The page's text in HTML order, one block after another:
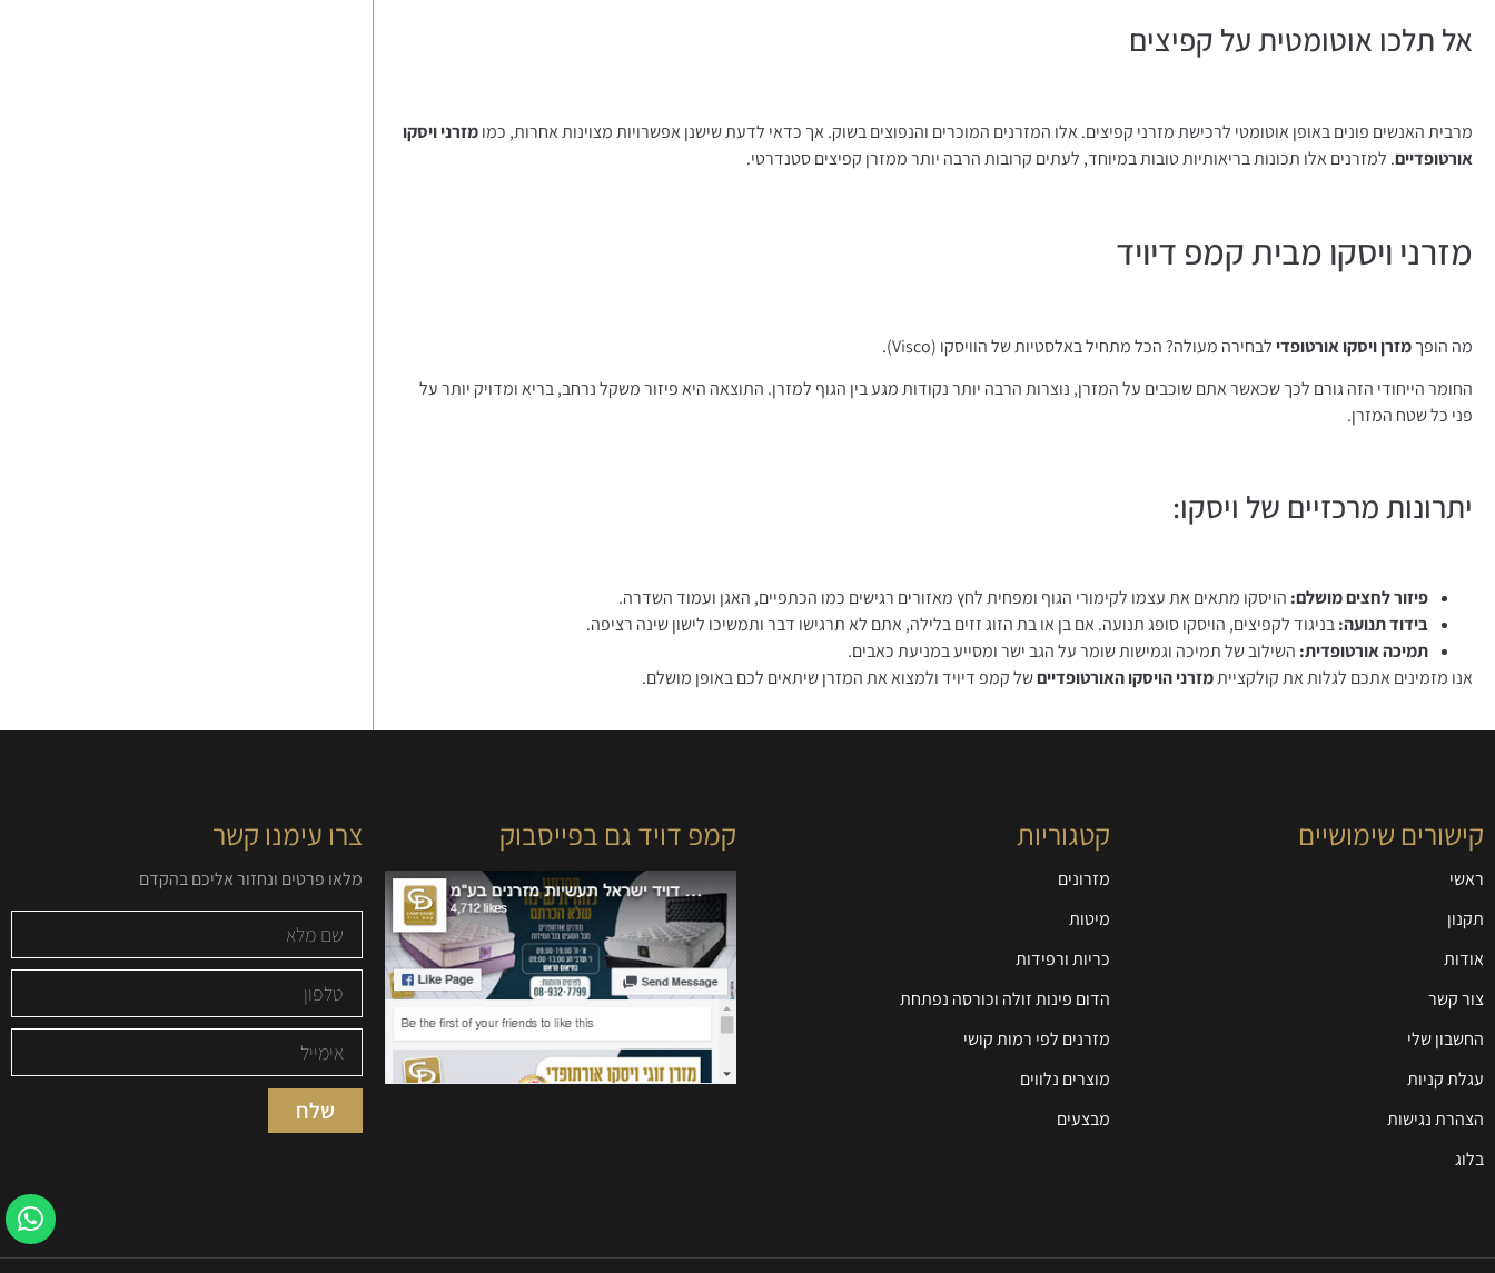
אל תלכו אוטומטית על קפיצים
מרבית האנשים פונים באופן אוטומטי לרכישת מזרני קפיצים. אלו המזרנים המוכרים והנפוצים בשוק. אך כדאי לדעת שישנן אפשרויות מצוינות אחרות, כמומזרני ויסקו
אורטופדיים. למזרנים אלו תכונות בריאותיות טובות במיוחד, לעתים קרובות הרבה יותר ממזרן קפיצים סטנדרטי.
מזרני ויסקו מבית קמפ דיויד
מה הופךמזרן ויסקו אורטופדילבחירה מעולה? הכל מתחיל באלסטיות של הוויסקו (Visco).
החומר הייחודי הזה גורם לכך שכאשר אתם שוכבים על המזרן, נוצרות הרבה יותר נקודות מגע בין הגוף למזרן. התוצאה היא פיזור משקל נרחב, בריא ומדויק יותר על
פני כל שטח המזרן.
יתרונות מרכזיים של ויסקו:
פיזור לחצים מושלם: הויסקו מתאים את עצמו לקימורי הגוף ומפחית לחץ מאזורים רגישים כמו הכתפיים, האגן ועמוד השדרה.
בידוד תנועה:בניגוד לקפיצים, הויסקו סופג תנועה. אם בן או בת הזוג זזים בלילה, אתם לא תרגישו דבר ותמשיכו לישון שינה רציפה.
תמיכה אורטופדית: השילוב של תמיכה וגמישות שומר על הגב ישר ומסייע במניעת כאבים.
אנו מזמינים אתכם לגלות את קולקצייתמזרני הויסקו האורטופדייםשל קמפ דיויד ולמצוא את המזרן שיתאים לכם באופן מושלם.
קישורים שימושיים
ראשי
תקנון
אודות
צור קשר
החשבון שלי
עגלת קניות
הצהרת נגישות
בלוג
קטגוריות
מזרונים
מיטות
כריות ורפידות
הדום פינות זולה וכורסה נפתחת
מזרנים לפי רמות קושי
מוצרים נלווים
מבצעים
קמפ דויד גם בפייסבוק צרו עימנו קשר
מלאו פרטים ונחזור אליכם בהקדם
שלח